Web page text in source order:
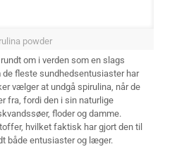
powder
om i verden som en slags
fleste sundhedsentusiaster har
vælger at undgå spirulina, når de
fra, fordi den i sin naturlige
floder og damme.
hvilket faktisk har gjort den til
både entusiaster og læger.